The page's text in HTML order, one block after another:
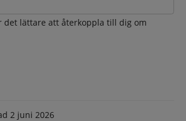
det lättare att återkoppla till dig om
2 juni 2026